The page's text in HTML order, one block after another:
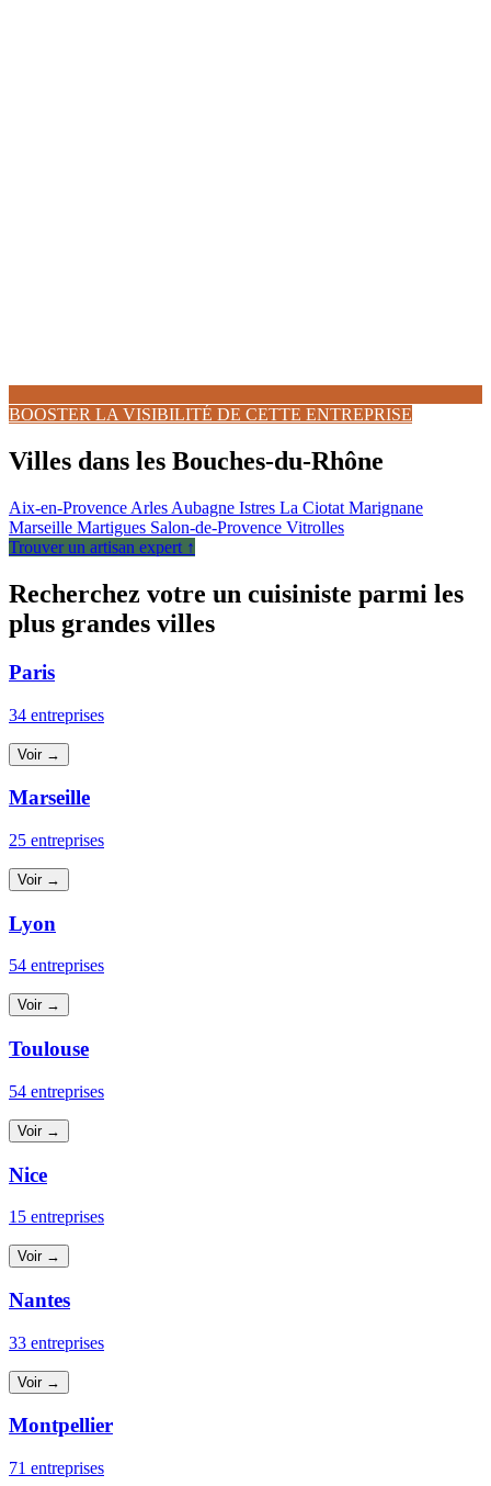
BOOSTER LA VISIBILITÉ DE CETTE ENTREPRISE
Villes dans les Bouches-du-Rhône
Aix-en-Provence Arles Aubagne Istres La Ciotat Marignane
Marseille Martigues Salon-de-Provence Vitrolles
Trouver un artisan expert ↑
Recherchez votre un cuisiniste parmi les
plus grandes villes
Paris
34 entreprises
Voir →
Marseille
25 entreprises
Voir →
Lyon
54 entreprises
Voir →
Toulouse
54 entreprises
Voir →
Nice
15 entreprises
Voir →
Nantes
33 entreprises
Voir →
Montpellier
71 entreprises